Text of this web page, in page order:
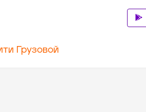
Грузовой